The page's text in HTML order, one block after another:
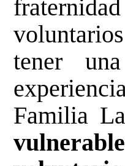
tener
Familia